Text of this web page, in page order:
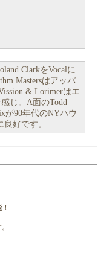
ClarkをVocalに
Mastersはアッパ
& Lorimerはエ
じ。A面のTodd
が90年代のNYハウ
好です。